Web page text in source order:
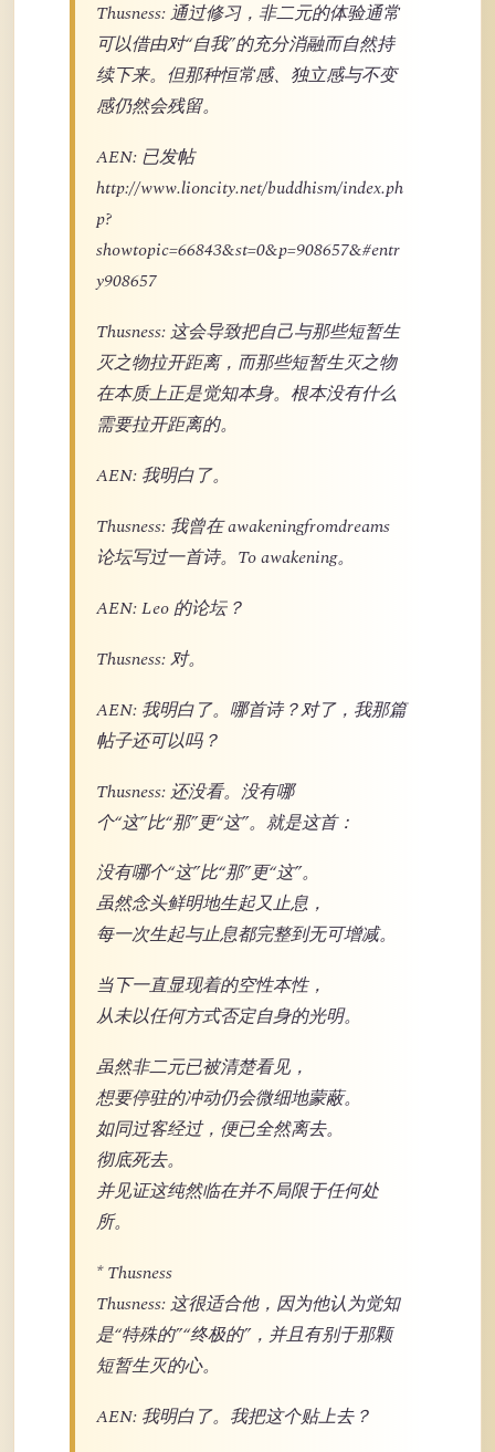
Thusness: 通过修习，非二元的体验通常
可以借由对“自我”的充分消融而自然持
续下来。但那种恒常感、独立感与不变
感仍然会残留。
AEN: 已发帖
http://www.lioncity.net/buddhism/index.ph
p?
showtopic=66843&st=0&p=908657&#entr
y908657
Thusness: 这会导致把自己与那些短暂生
灭之物拉开距离，而那些短暂生灭之物
在本质上正是觉知本身。根本没有什么
需要拉开距离的。
AEN: 我明白了。
Thusness: 我曾在 awakeningfromdreams
论坛写过一首诗。To awakening。
AEN: Leo 的论坛？
Thusness: 对。
AEN: 我明白了。哪首诗？对了，我那篇
帖子还可以吗？
Thusness: 还没看。没有哪
个“这”比“那”更“这”。就是这首：
没有哪个“这”比“那”更“这”。
虽然念头鲜明地生起又止息，
每一次生起与止息都完整到无可增减。
当下一直显现着的空性本性，
从未以任何方式否定自身的光明。
虽然非二元已被清楚看见，
想要停驻的冲动仍会微细地蒙蔽。
如同过客经过，便已全然离去。
彻底死去。
并见证这纯然临在并不局限于任何处
所。
* Thusness
Thusness: 这很适合他，因为他认为觉知
是“特殊的”“终极的”，并且有别于那颗
短暂生灭的心。
AEN: 我明白了。我把这个贴上去？